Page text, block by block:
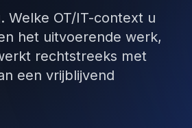
Welke OT/IT-context u
het uitvoerende werk,
rechtstreeks met
een vrijblijvend